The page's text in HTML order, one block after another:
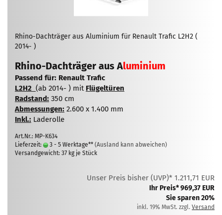
Rhino-Dachträger aus Aluminium für Renault Trafic L2H2 (
2014- )
Rhino-Dachträger ausAluminium
Passend für: Renault Trafic
L2H2 (ab 2014- ) mit Flügeltüren
Radstand: 350 cm
Abmessungen: 2.600 x 1.400 mm
Inkl.: Laderolle
Art.Nr.: MP-K634
Lieferzeit:
3 - 5 Werktage** (Ausland kann abweichen)
Versandgewicht: 37 kg je Stück
Unser Preis bisher (UVP)* 1.211,71 EUR
Ihr Preis* 969,37 EUR
Sie sparen 20%
inkl. 19% MwSt. zzgl. Versand